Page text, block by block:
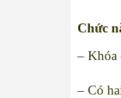
Chức
– Khóa
– Có